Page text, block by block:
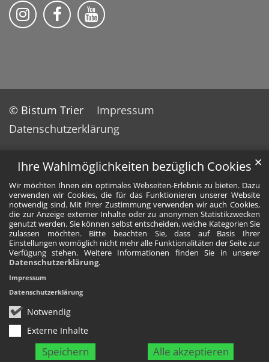
Ihre Wahlmöglichkeiten bezüglich Cookies
Wir möchten Ihnen ein optimales Webseiten-Erlebnis zu bieten. Dazu
verwenden wir Cookies, die für das Funktionieren unserer Website
notwendig sind. Mit Ihrer Zustimmung verwenden wir auch Cookies,
die zur Anzeige externer Inhalte oder zu anonymen Statistikzwecken
genutzt werden. Sie können selbst entscheiden, welche Kategorien Sie
zulassen möchten. Bitte beachten Sie, dass auf Basis Ihrer
Einstellungen womöglich nicht mehr alle Funktionalitäten der Seite zur
Verfügung stehen. Weitere Informationen finden Sie in unserer
Datenschutzerklärung.
Notwendig
Externe Inhalte
Speichern Alle akzeptieren
✕
Impressum
Datenschutzerklärung
Pfarreiengemeinschaft Grafschaft auf
Pfarreiengemeinschaft Grafschaft
Pfarreiengemeinschaft
© Bistum Trier
Impressum
Datenschutzerklärung